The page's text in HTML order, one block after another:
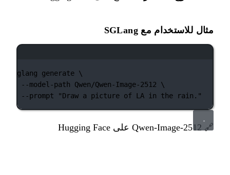
مثال للاستخدام مع SGLang
sglang generate \
--model-path
Qwen/Qwen-Image-2512
\
--prompt
"Draw a picture of LA in the rain."
🔗 Qwen-Image-2512 على Hugging Face